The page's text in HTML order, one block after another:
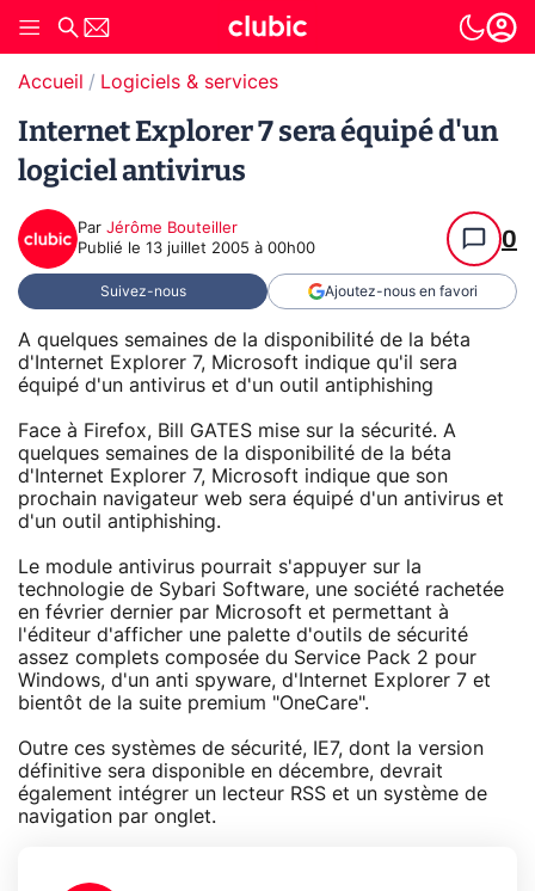
Accueil Logiciels & services
Internet Explorer 7 sera équipé d'un
logiciel antivirus
Par Jérôme Bouteiller
Publié le 13 juillet 2005 à 00h00 0
Suivez-nous Ajoutez-nous en favori
A quelques semaines de la disponibilité de la béta
d'Internet Explorer 7, Microsoft indique qu'il sera
équipé d'un antivirus et d'un outil antiphishing
Face à Firefox, Bill GATES mise sur la sécurité. A
quelques semaines de la disponibilité de la béta
d'Internet Explorer 7, Microsoft indique que son
prochain navigateur web sera équipé d'un antivirus et
d'un outil antiphishing.
Le module antivirus pourrait s'appuyer sur la
technologie de Sybari Software, une société rachetée
en février dernier par Microsoft et permettant à
l'éditeur d'afficher une palette d'outils de sécurité
assez complets composée du Service Pack 2 pour
Windows, d'un anti spyware, d'Internet Explorer 7 et
bientôt de la suite premium "OneCare".
Outre ces systèmes de sécurité, IE7, dont la version
définitive sera disponible en décembre, devrait
également intégrer un lecteur RSS et un système de
navigation par onglet.